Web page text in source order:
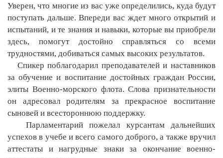
Уверен, что многие из вас уже определились, куда будут
поступать дальше. Впереди вас ждет много открытий и
испытаний, и те знания и навыки, которые вы приобрели
здесь, помогут достойно справляться со всеми
трудностями, добиваться самых высоких результатов.
Спикер поблагодарил преподавателей и наставников
за обучение и воспитание достойных граждан России,
элиты Военно-морского флота. Слова признательности
он адресовал родителям за прекрасное воспитание
сыновей и всестороннюю поддержку.
Парламентарий пожелал курсантам дальнейших
успехов в учебе и всего самого доброго, а также вручил
аттестаты и нагрудные знаки за окончание военно-